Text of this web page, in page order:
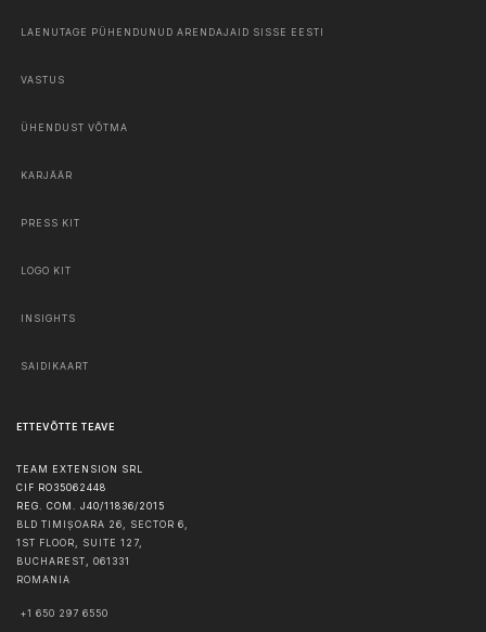
LAENUTAGE PÜHENDUNUD ARENDAJAID SISSE EESTI
VASTUS
ÜHENDUST VÕTMA
KARJÄÄR
PRESS KIT
LOGO KIT
INSIGHTS
SAIDIKAART
ETTEVÕTTE TEAVE
TEAM EXTENSION SRL
CIF RO35062448
REG. COM. J40/11836/2015
BLD TIMIȘOARA 26, SECTOR 6,
1ST FLOOR, SUITE 127,
BUCHAREST, 061331
ROMANIA
+1 650 297 6550